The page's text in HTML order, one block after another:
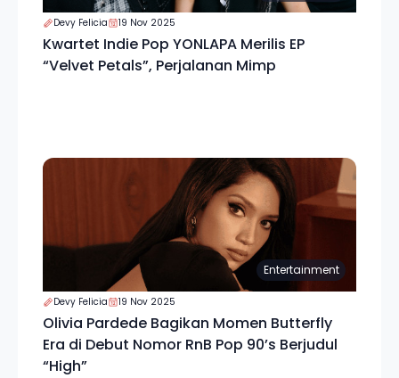
Devy Felicia 19 Nov 2025
Kwartet Indie Pop YONLAPA Merilis EP
“Velvet Petals”, Perjalanan Mimp
Entertainment
Devy Felicia 19 Nov 2025
Olivia Pardede Bagikan Momen Butterfly
Era di Debut Nomor RnB Pop 90’s Berjudul
“High”